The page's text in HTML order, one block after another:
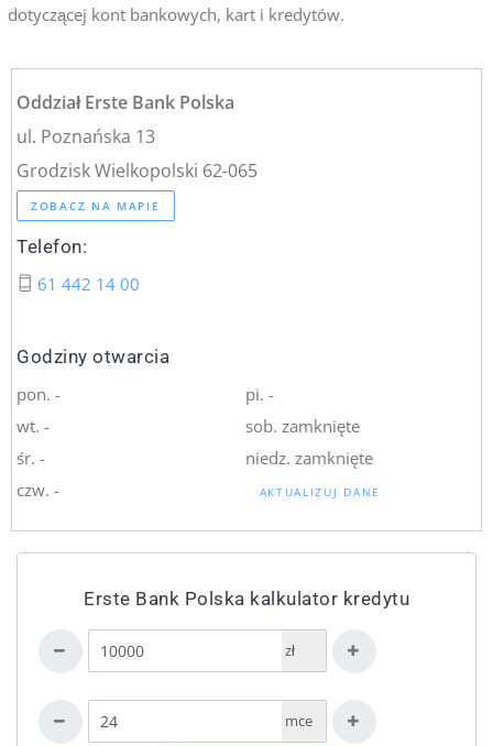
dotyczącej kont bankowych, kart i kredytów.
Oddział Erste Bank Polska
ul. Poznańska 13
Grodzisk Wielkopolski 62-065
ZOBACZ NA MAPIE
Telefon:
61 442 14 00
Godziny otwarcia
pon. -
wt. -
śr. -
czw. -
pi. -
sob. zamknięte
niedz. zamknięte
AKTUALIZUJ DANE
Erste Bank Polska kalkulator kredytu
zł
mce